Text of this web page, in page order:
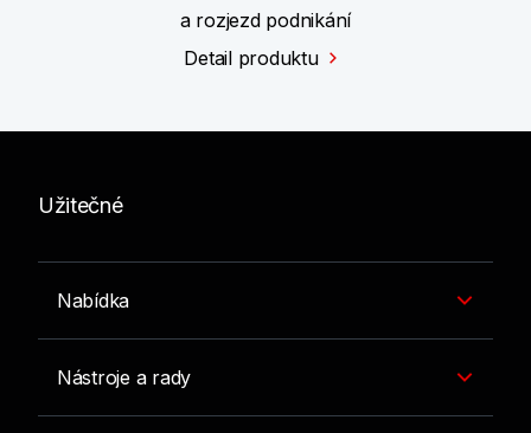
a rozjezd podnikání
Detail produktu
Užitečné
Nabídka
Nástroje a rady